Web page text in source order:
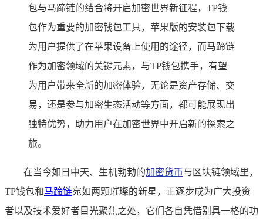
包与马蹄链的结合将开启加密世界新征程，TP钱
包作为重要的加密钱包工具，苹果版的安装包下载
为用户提供了在苹果设备上使用的途径，而马蹄链
作为加密领域的关键元素，与TP钱包携手，有望
为用户带来全新的加密体验，无论是资产存储、交
易，还是参与加密生态活动等方面，都可能展现出
独特优势，助力用户在加密世界中开启新的探索之
旅。
在当今如日中天、生机勃勃的加密货币与区块链领域里，
TP钱包和马蹄链宛如两颗璀璨的新星，正逐步成为广大投资
者以及技术爱好者目光聚焦之处，它们各自凭借别具一格的功